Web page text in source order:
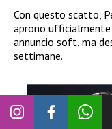
Con questo scatto,
aprono
annuncio soft, ma
settimane.